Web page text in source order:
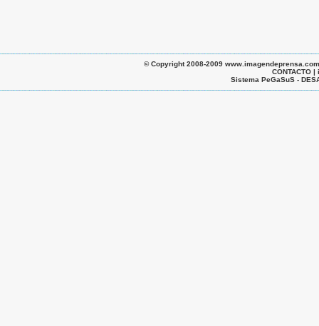
© Copyright 2008-2009
CONTACTO
Sistema PeGaSuS -